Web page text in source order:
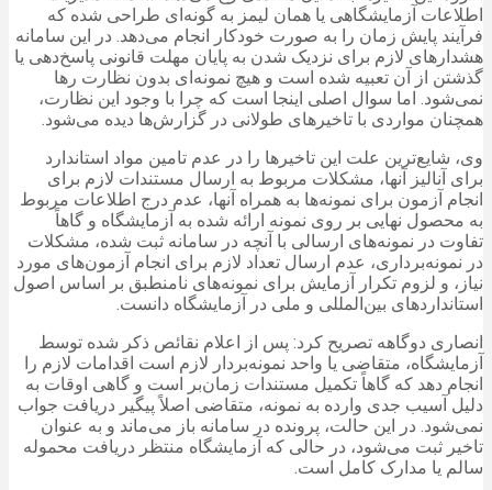
اطلاعات آزمایشگاهی یا همان لیمز به گونه‌ای طراحی شده که
فرآیند پایش زمان را به صورت خودکار انجام می‌دهد. در این سامانه
هشدارهای لازم برای نزدیک شدن به پایان مهلت قانونی پاسخ‌دهی یا
گذشتن از آن تعبیه شده است و هیچ نمونه‌ای بدون نظارت رها
نمی‌شود. اما سوال اصلی اینجا است که چرا با وجود این نظارت،
همچنان مواردی با تاخیرهای طولانی در گزارش‌ها دیده می‌شود.
وی، شایع‌ترین علت این تاخیرها را در عدم تامین مواد استاندارد
برای آنالیز آنها، مشکلات مربوط به ارسال مستندات لازم برای
انجام آزمون برای نمونه‌ها به همراه آنها، عدم درج اطلاعات مربوط
به محصول نهایی بر روی نمونه ارائه شده به آزمایشگاه و گاهاً
تفاوت در نمونه‌های ارسالی با آنچه در سامانه ثبت شده، مشکلات
در نمونه‌برداری، عدم ارسال تعداد لازم برای انجام آزمون‌های مورد
نیاز، و لزوم تکرار آزمایش برای نمونه‌های نامنطبق بر اساس اصول
استانداردهای بین‌المللی و ملی در آزمایشگاه دانست.
انصاری دوگاهه تصریح کرد: پس از اعلام نقائص ذکر شده توسط
آزمایشگاه، متقاضی یا واحد نمونه‌بردار لازم است اقدامات لازم را
انجام دهد که گاهاً تکمیل مستندات زمان‌بر است و گاهی اوقات به
دلیل آسیب جدی وارده به نمونه، متقاضی اصلاً پیگیر دریافت جواب
نمی‌شود. در این حالت، پرونده در سامانه باز می‌ماند و به عنوان
تاخیر ثبت می‌شود، در حالی که آزمایشگاه منتظر دریافت محموله
سالم یا مدارک کامل است.